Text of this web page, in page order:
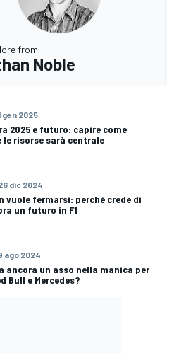
from
Noble
gen 2025
2025 e futuro: capire come
risorse sarà centrale
dic 2024
vuole fermarsi: perché crede di
un futuro in F1
ago 2024
ancora un asso nella manica per
Bull e Mercedes?